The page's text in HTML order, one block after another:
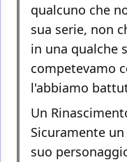
qualcuno che
sua serie, non
in una qualche
competevamo
l'abbiamo
Un
Sicuramente
suo